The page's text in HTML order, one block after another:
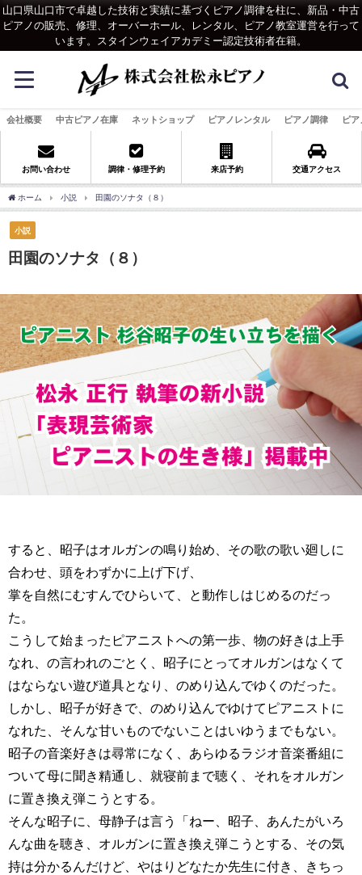
山口県山口市で卓越した技術と実績に基づくピアノ調律を柱に、新品・中古
ピアノの販売、修理、オーバーホール、レンタル、ピアノ教室運営を行って
います。スタインウェイアカデミー認定技術者在籍。
会社概要 中古ピアノ在庫 ネットショップ ピアノレンタル ピアノ調律 ピ
お問い合わせ 調律・修理予約 来店予約 交通アクセス
ホーム 小説 田園のソナタ（８）
小説
田園のソナタ（８）
すると、昭子はオルガンの鳴り始め、その歌の歌い廻しに
合わせ、頭をわずかに上げ下げ、
掌を自然にむすんでひらいて、と動作しはじめるのだっ
た。
こうして始まったピアニストへの第一歩、物の好きは上手
なれ、の言われのごとく、昭子にとってオルガンはなくて
はならない遊び道具となり、のめり込んでゆくのだった。
しかし、昭子が好きで、のめり込んでゆけてピアニストに
なれた、そんな甘いものでないことはいゆうまでもない。
昭子の音楽好きは尋常になく、あらゆるラジオ音楽番組に
ついて母に聞き精通し、就寝前まで聴く、それをオルガン
に置き換え弾こうとする。
そんな昭子に、母静子は言う「ねー、昭子、あんたがいろ
んな曲を聴き、オルガンに置き換え弾こうとする、その気
持は分かるんだけど、やはりどなたか先生に付き、きちっ